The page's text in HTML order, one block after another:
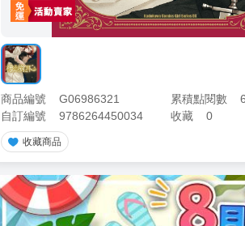
商品編號 G06986321 累積點閱數
自訂編號
9786264450034 收藏 0
收藏商品